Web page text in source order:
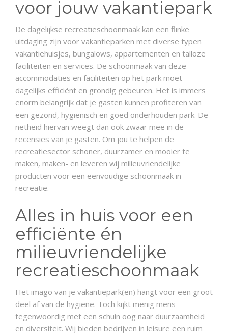
CONTACT
voor jouw vakantiepark
De dagelijkse recreatieschoonmaak kan een flinke
uitdaging zijn voor vakantieparken met diverse typen
vakantiehuisjes, bungalows, appartementen en talloze
faciliteiten en services. De schoonmaak van deze
accommodaties en faciliteiten op het park moet
dagelijks efficiënt en grondig gebeuren. Het is immers
enorm belangrijk dat je gasten kunnen profiteren van
een gezond, hygiënisch en goed onderhouden park. De
netheid hiervan weegt dan ook zwaar mee in de
recensies van je gasten. Om jou te helpen de
recreatiesector schoner, duurzamer en mooier te
maken, maken- en leveren wij milieuvriendelijke
producten voor een eenvoudige schoonmaak in
recreatie.
Alles in huis voor een
efficiënte én
milieuvriendelijke
recreatieschoonmaak
Het imago van je vakantiepark(en) hangt voor een groot
deel af van de hygiëne. Toch kijkt menig mens
tegenwoordig met een schuin oog naar duurzaamheid
en diversiteit. Wij bieden bedrijven in leisure een ruim